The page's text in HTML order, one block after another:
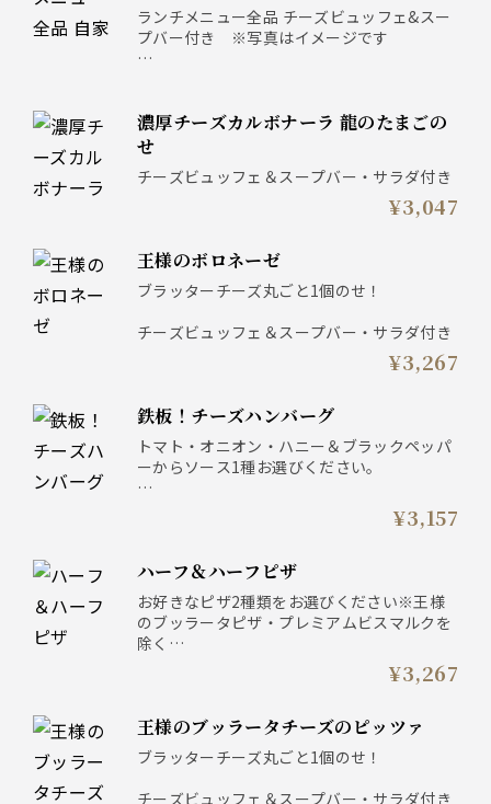
ランチメニュー全品 チーズビュッフェ&スー
プバー付き ※写真はイメージです
濃厚チーズカルボナーラ 龍のたまごの
せ
チーズビュッフェ＆スープバー・サラダ付き
¥3,047
王様のボロネーゼ
ブラッターチーズ丸ごと1個のせ！
チーズビュッフェ＆スープバー・サラダ付き
¥3,267
鉄板！チーズハンバーグ
トマト・オニオン・ハニー＆ブラックペッパ
ーからソース1種お選びください。
ライスorパン ／ チーズビュッフェ＆スープ
¥3,157
ハーフ＆ハーフピザ
お好きなピザ2種類をお選びください※王様
のブッラータピザ・プレミアムビスマルクを
除く
チーズビュッフェ＆スープバー・サラダ付き
¥3,267
王様のブッラータチーズのピッツァ
ブラッターチーズ丸ごと1個のせ！
チーズビュッフェ＆スープバー・サラダ付き